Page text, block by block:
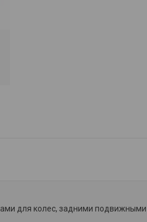
для колес, задними